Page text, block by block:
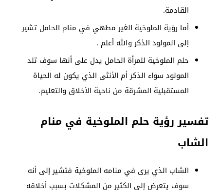
القادمة.
أما رؤية الملوخية الغير مطهي في منام الحامل تشير
إلى المولود الذكر والله أعلم .
حلم الملوخية للمرأة الحامل يدل على أنها سوف تلد
المولود سواء الذكر أم الأنثى الذي يكون له الحياة
المستقبلية المشرقة من ناحية الأخلاق والتعليم.
تفسير رؤية حلم الملوخية في منام
الشاب
الشاب الذي يرى في منامه الملوخية فتشير إلى أنه
سوف يتعرض إلى الكثير من المشكلات بسبب أخلاقه